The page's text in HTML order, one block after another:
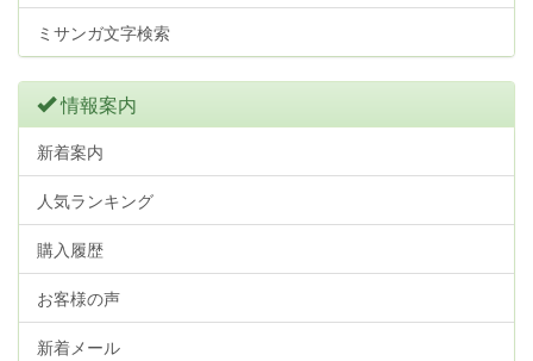
ミサンガ文字検索
情報案内
新着案内
人気ランキング
購入履歴
お客様の声
新着メール